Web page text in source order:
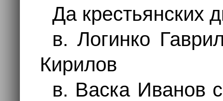
Да крестьянских
в. Логинко
Кирилов
в. Васка Иванов